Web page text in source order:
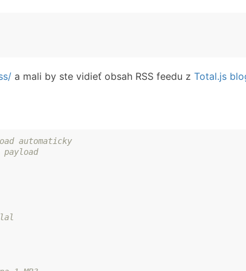
a mali by ste vidieť obsah RSS feedu z Total.js
automaticky